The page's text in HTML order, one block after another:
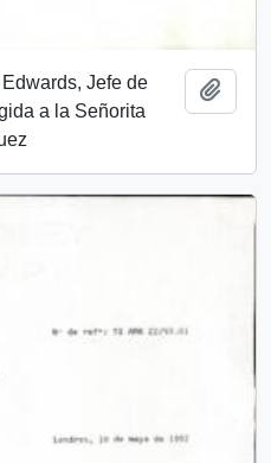
Jefe de
a la Señorita